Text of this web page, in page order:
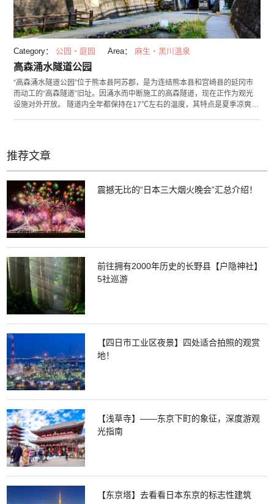
Category： 公园・庭园 Area： 麻生・黑川温泉
高森涌水隧道公园
“高森涌水隧道公园”位于熊本县阿苏郡，是为连结熊本县和宫崎县的延冈市
而动工的“高森隧道”旧址。因涌水而中断施工的高森隧道，现在正作为观光
设施对外开放。 隧道内全年都保持在17℃左右的温度，其特点是夏季凉爽冬
何？ 隧道外还设置有水之资料馆“涌水馆”，除了高森隧道的历史以外，还可
学习了解有关水的重要性和环境问题等。
推荐文章
震撼无比的“日本三大烟火晚会”汇总介绍！
前往拥有2000年历史的长野县【户隐神社】
5社巡游
【四日市工业区夜景】四处适合拍照的观赏
地！
【浅草寺】——东京下町的象征，深度游观
光指南
【东京塔】去看看日本东京的标志性建筑